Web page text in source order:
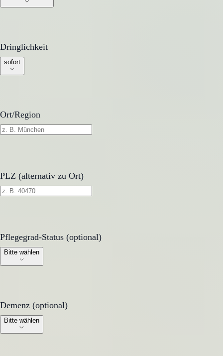
Dringlichkeit
Dringlichkeit
sofort
Ort/Region
PLZ (alternativ zu Ort)
Pflegegrad-Status (optional)
Pflegegrad-Status (optional)
Bitte wählen
Demenz (optional)
Demenz (optional)
Bitte wählen